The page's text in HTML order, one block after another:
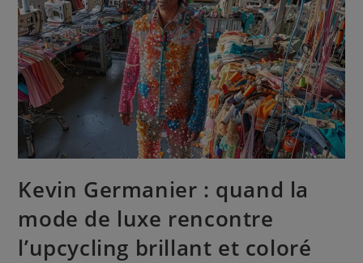
Kevin Germanier : quand la
mode de luxe rencontre
l’upcycling brillant et coloré